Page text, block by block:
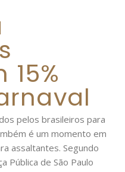
pelos brasileiros para
é um momento em
assaltantes. Segundo
Pública de São Paulo